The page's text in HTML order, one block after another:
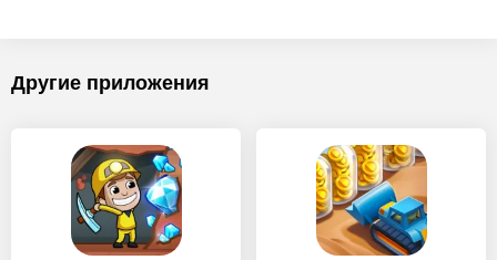
Другие приложения